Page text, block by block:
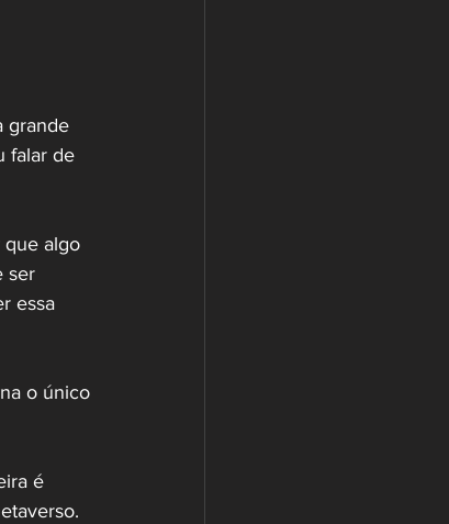
grande
falar de
que algo
ser
essa
o único
é